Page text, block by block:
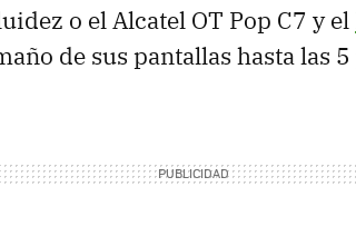
o el Alcatel OT Pop C7 y el
de sus pantallas hasta las